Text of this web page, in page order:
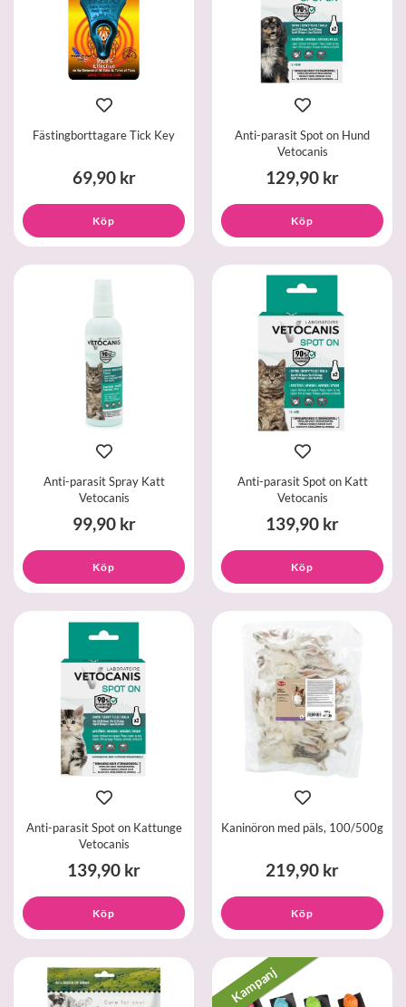
Fästingborttagare Tick Key
69,90 kr
Köp
Anti-parasit Spot on Hund
Vetocanis
129,90 kr
Köp
Anti-parasit Spray Katt
Vetocanis
99,90 kr
Köp
Anti-parasit Spot on Katt
Vetocanis
139,90 kr
Köp
Anti-parasit Spot on Kattunge
Vetocanis
139,90 kr
Köp
Kaninöron med päls, 100/500g
219,90 kr
Köp
Kampanj